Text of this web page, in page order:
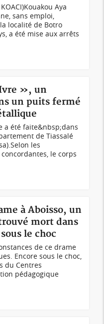
Aya
sans emploi,
localité de Botro
a été mise aux arrêts
», un
un puits fermé
a été faite&nbsp;dans
de Tiassalé
les
le corps
à Aboisso, un
mort dans
le choc
de ce drame
Encore sous le choc,
du Centres
pédagogique